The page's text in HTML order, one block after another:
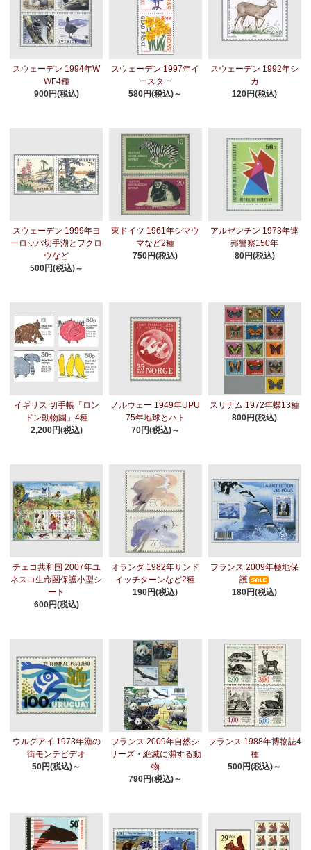
スウェーデン 1994年W
WF4種
900円(税込)
スウェーデン 1997年イ
ースター
580円(税込)～
スウェーデン 1992年シ
カ
120円(税込)
スウェーデン 1999年ヨ
ーロッパ切手湖とフクロ
ウなど
500円(税込)～
東ドイツ 1961年シマウ
マなど2種
750円(税込)
アルゼンチン 1973年連
邦警察150年
80円(税込)
イギリス 切手帳「ロン
ドン動物園」4種
2,200円(税込)
ノルウェー 1949年UPU
75年地球とハト
70円(税込)～
スリナム 1972年蝶13種
800円(税込)
チェコ共和国 2007年ユ
ネスコ生命圏保護小型シ
ート
600円(税込)
オランダ 1982年サンド
イッチターンなど2種
190円(税込)
フランス 2009年極地保
護
180円(税込)
ウルグアイ 1973年漁の
街モンテビデオ
50円(税込)～
フランス 2009年自然シ
リーズ・絶滅に瀕する動
物
790円(税込)～
フランス 1988年博物誌4
種
500円(税込)～